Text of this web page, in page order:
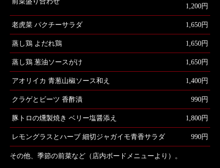
1,200円
老虎菜 パクチーサラダ 1,650円
蒸し鶏 よだれ鶏 1,650円
蒸し鶏 葱油ソースがけ 1,650円
アオリイカ 青葱山椒ソース和え 1,400円
クラゲとビーツ 香酢漬 990円
豚トロの燻製焼き ベリー塩醤添え 1,800円
レモングラスとハーブ 細切ジャガイモ青香サラダ 990円
その他、季節の前菜など（店内ボードメニューより）。